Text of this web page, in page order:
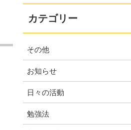
カテゴリー
その他
お知らせ
日々の活動
勉強法